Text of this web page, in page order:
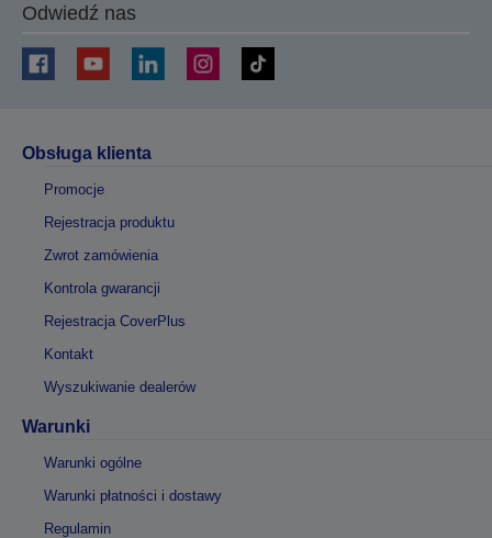
Odwiedź nas
Obsługa klienta
Promocje
Rejestracja produktu
Zwrot zamówienia
Kontrola gwarancji
Rejestracja CoverPlus
Kontakt
Wyszukiwanie dealerów
Warunki
Warunki ogólne
Warunki płatności i dostawy
Regulamin